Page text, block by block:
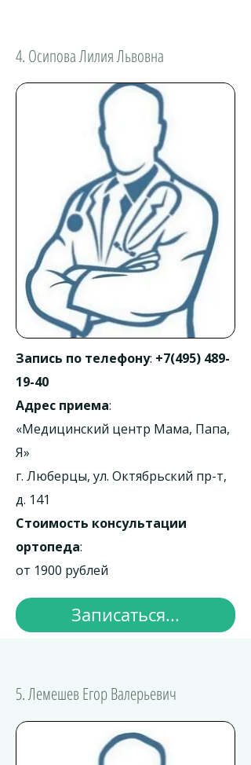
4. Осипова Лилия Львовна
Запись по телефону: +7(495) 489-
19-40
Адрес приема:
«Медицинский центр Мама, Папа,
Я»
г. Люберцы, ул. Октябрьский пр-т,
д. 141
Стоимость консультации
ортопеда:
от 1900 рублей
Записаться...
5. Лемешев Егор Валерьевич